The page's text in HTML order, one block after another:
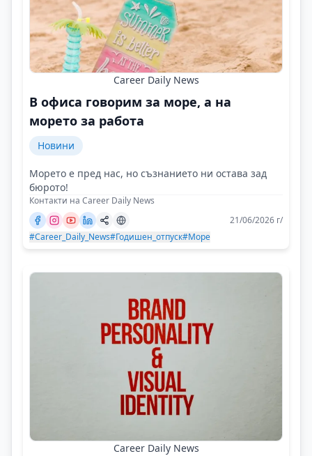
Career Daily News
В офиса говорим за море, а на
морето за работа
Новини
Морето е пред нас, но съзнанието ни остава зад
бюрото!
Контакти на Career Daily News
21/06/2026 г/
#Career_Daily_News#Годишен_отпуск#Море
Career Daily News